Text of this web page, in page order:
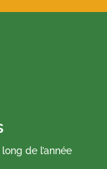
de l’année